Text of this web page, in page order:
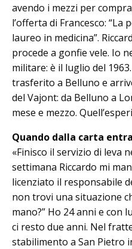
avendo i mezzi per
l’offerta di Francesco:
laureo in medicina”.
procede a gonfie vele. Io
militare: è il luglio del
trasferito a Belluno e
del Va­jont: da Belluno a
mese e mezzo.
Quando dalla carta
«Finisco il servizio di leva
settimana Riccardo mi
licenziato il responsabile
non trovi una situazione
mano?” Ho 24 anni e con
ci resto due anni. Nel
stabilimento a San Pietro